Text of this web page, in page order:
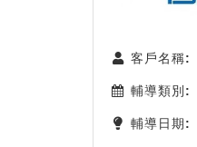
客戶名稱:
輔導類別:
輔導日期: